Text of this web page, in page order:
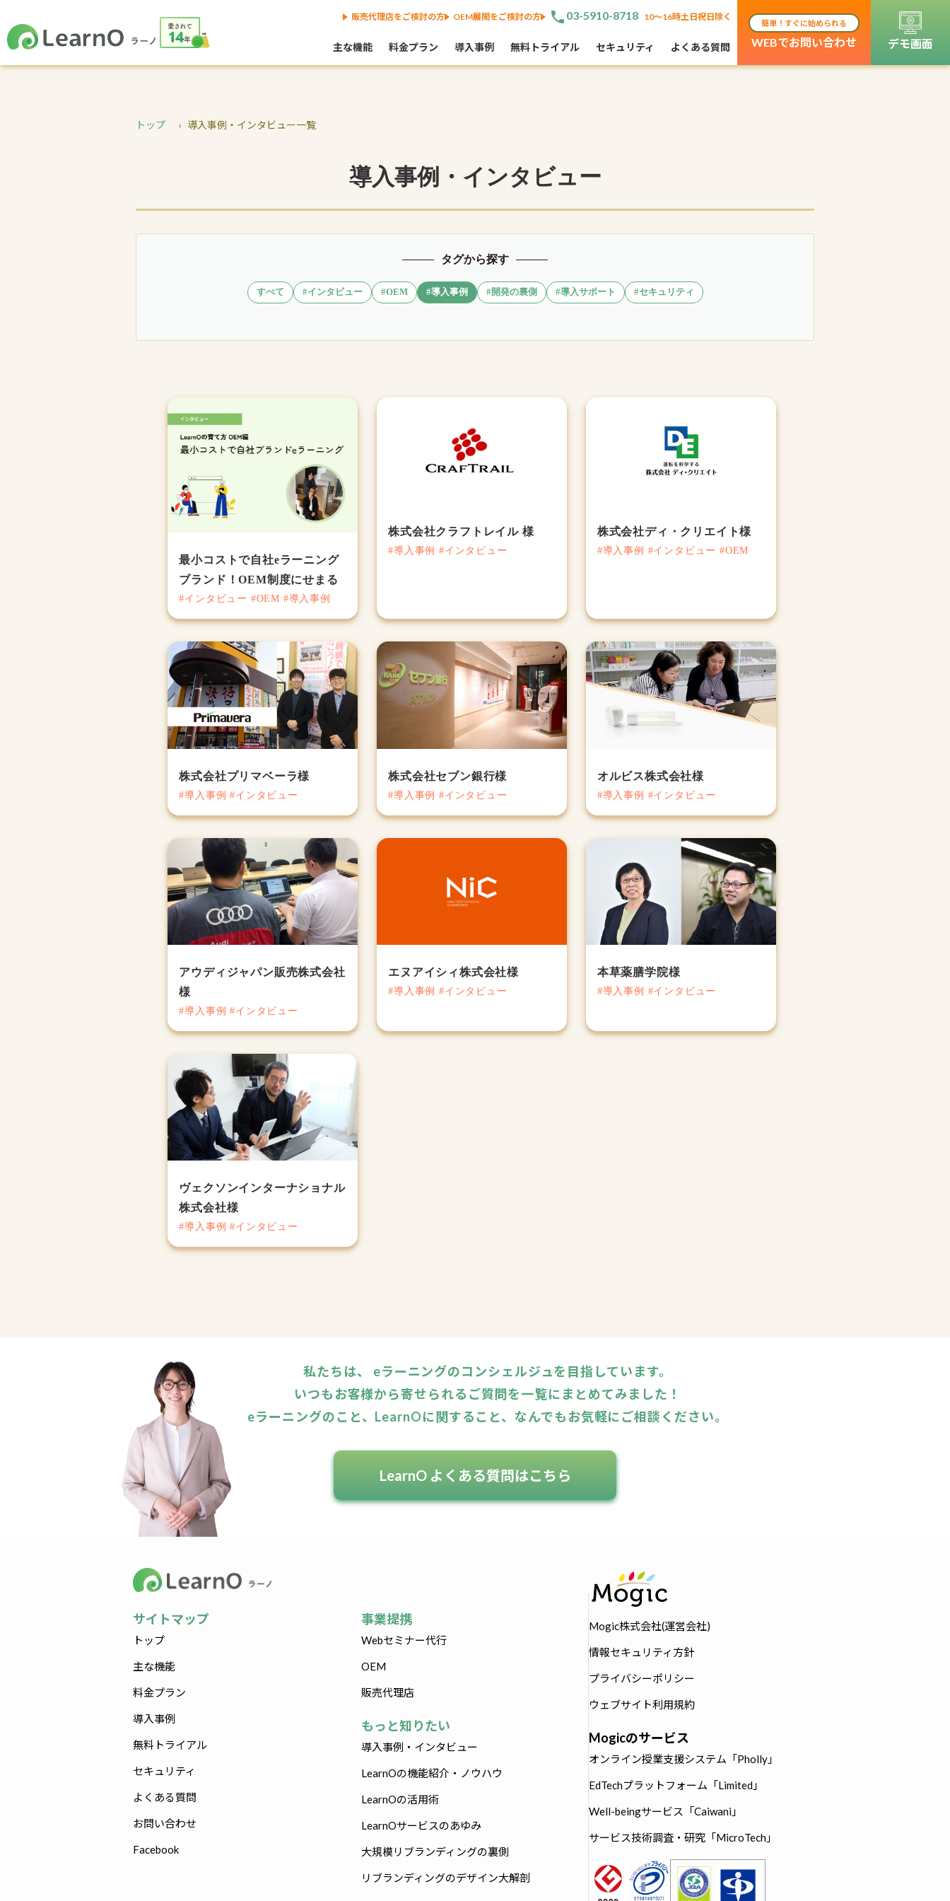
販売代理店をご検討の方 OEM展開をご検討の方 phone 03-5910-8718 10〜16時土日祝日除く
主な機能 料金プラン 導入事例 無料トライアル セキュリティ よくある質問
簡単！すぐに始められる
WEBでお問い合わせ デモ画面
トップ 導入事例・インタビュー一覧
導入事例・インタビュー
タグから探す
すべて #インタビュー #OEM #導入事例 #開発の裏側 #導入サポート #セキュリティ
最小コストで自社eラーニング
ブランド！OEM制度にせまる
#インタビュー #OEM #導入事例
株式会社クラフトレイル 様
#導入事例 #インタビュー
株式会社ディ・クリエイト様
#導入事例 #インタビュー #OEM
株式会社プリマベーラ様
#導入事例 #インタビュー
株式会社セブン銀行様
#導入事例 #インタビュー
オルビス株式会社様
#導入事例 #インタビュー
アウディジャパン販売株式会社
様
#導入事例 #インタビュー
エヌアイシィ株式会社様
#導入事例 #インタビュー
本草薬膳学院様
#導入事例 #インタビュー
ヴェクソンインターナショナル
株式会社様
#導入事例 #インタビュー
私たちは、 eラーニングのコンシェルジュを目指しています。
いつもお客様から寄せられるご質問を一覧にまとめてみました！
eラーニングのこと、LearnOに関すること、なんでもお気軽にご相談ください。
LearnO よくある質問はこちら
サイトマップ
トップ
主な機能
料金プラン
導入事例
無料トライアル
セキュリティ
よくある質問
お問い合わせ
Facebook
事業提携
Webセミナー代行
OEM
販売代理店
もっと知りたい
導入事例・インタビュー
LearnOの機能紹介・ノウハウ
LearnOの活用術
LearnOサービスのあゆみ
大規模リブランディングの裏側
リブランディングのデザイン大解剖
Mogic株式会社(運営会社)
情報セキュリティ方針
プライバシーポリシー
ウェブサイト利用規約
Mogicのサービス
オンライン授業支援システム「Pholly」
EdTechプラットフォーム「Limited」
Well-beingサービス「Caiwani」
サービス技術調査・研究「MicroTech」